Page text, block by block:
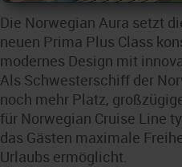
Die Norwegian Aura setzt
neuen Prima Plus Class
modernes Design mit
Als Schwesterschiff der
noch mehr Platz,
für Norwegian Cruise Line
das Gästen maximale
Urlaubs ermöglicht.